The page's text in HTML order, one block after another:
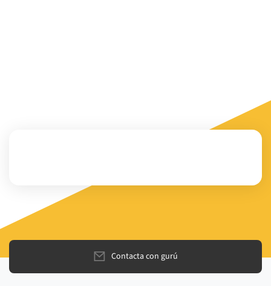
Contacta con gurú